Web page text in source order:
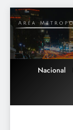
Saltar
al
contenido
Nacional